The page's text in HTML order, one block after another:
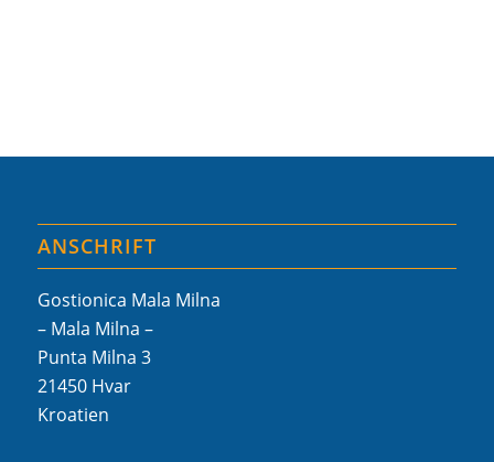
ANSCHRIFT
Gostionica Mala Milna
– Mala Milna –
Punta Milna 3
21450 Hvar
Kroatien